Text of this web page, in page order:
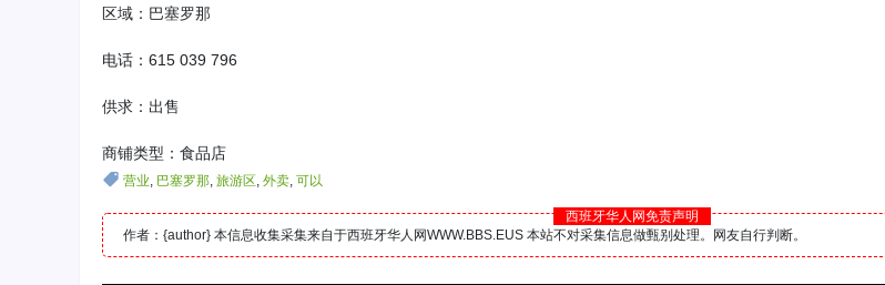
区域：巴塞罗那
电话：615 039 796
供求：出售
商铺类型：食品店
营业, 巴塞罗那, 旅游区, 外卖, 可以
西班牙华人网免责声明
作者：{author} 本信息收集采集来自于西班牙华人网WWW.BBS.EUS 本站不对采集信息做甄别处理。网友自行判断。